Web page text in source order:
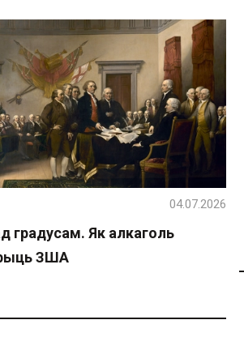
градусам. Як алкаголь
ЗША
04.07.2026